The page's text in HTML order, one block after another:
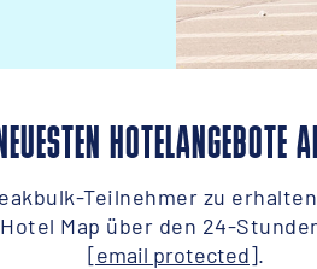
HOTELANGEBOTE
Teilnehmer zu
Map über den 24-
[email protected].